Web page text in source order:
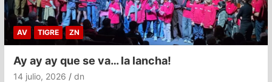
AV TIGRE ZN
Ay ay ay que se va… la lancha!
14 julio, 2026 dn